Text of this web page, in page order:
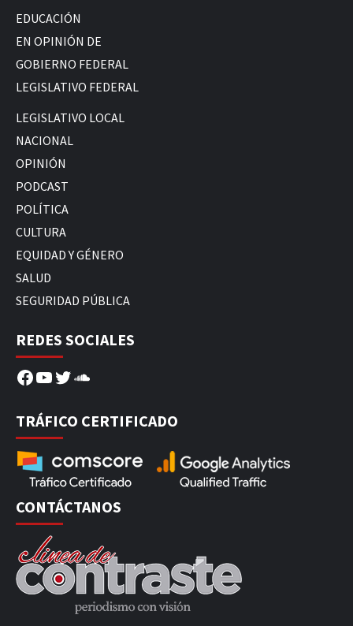
EDUCACIÓN
EN OPINIÓN DE
GOBIERNO FEDERAL
LEGISLATIVO FEDERAL
LEGISLATIVO LOCAL
NACIONAL
OPINIÓN
PODCAST
POLÍTICA
CULTURA
EQUIDAD Y GÉNERO
SALUD
SEGURIDAD PÚBLICA
REDES SOCIALES
Facebook
YouTube
Twitter
SoundCloud
TRÁFICO CERTIFICADO
CONTÁCTANOS